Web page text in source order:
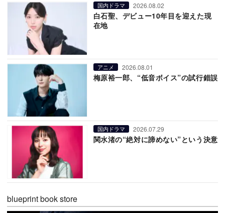
国内ドラマ 2026.08.02
白石聖、デビュー10年目を迎えた現
在地
アニメ 2026.08.01
梅原裕一郎、“低音ボイス”の試行錯誤
国内ドラマ 2026.07.29
関水渚の“絶対に諦めない”という決意
blueprint book store